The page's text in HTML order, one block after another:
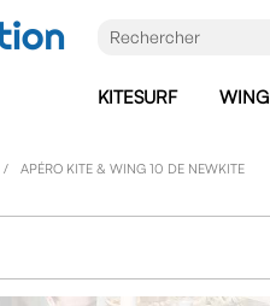
KITESURF WING
APÉRO KITE & WING 10 DE NEWKITE